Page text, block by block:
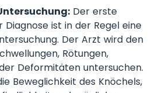
Der erste
ist in der Regel eine
Der Arzt wird den
Rötungen,
Deformitäten untersuchen.
Beweglichkeit des Knöchels,